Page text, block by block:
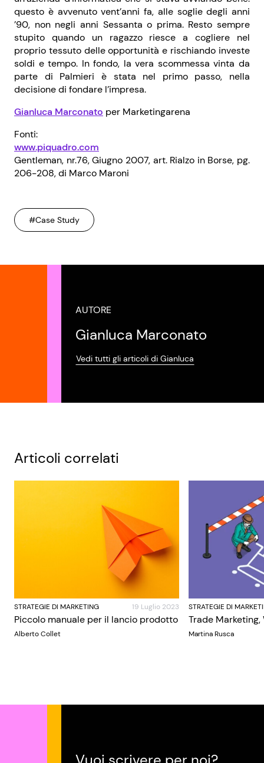
questo è avvenuto vent’anni fa, alle soglie degli anni
’90, non negli anni Sessanta o prima. Resto sempre
stupito quando un ragazzo riesce a cogliere nel
proprio tessuto delle opportunità e rischiando investe
soldi e tempo. In fondo, la vera scommessa vinta da
parte di Palmieri è stata nel primo passo, nella
decisione di fondare l’impresa.
Gianluca Marconato per Marketingarena
Fonti:
www.piquadro.com
Gentleman, nr.76, Giugno 2007, art. Rialzo in Borse, pg.
206-208, di Marco Maroni
#Case Study
AUTORE
Gianluca Marconato
Vedi tutti gli articoli di Gianluca
Articoli correlati
STRATEGIE DI MARKETING 19 Luglio 2023
Piccolo manuale per il lancio prodotto
Alberto Collet
STRATEGIE DI
Trade Marketing,
Martina Rusca